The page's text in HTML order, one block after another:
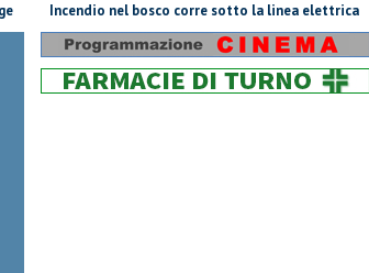
Incendio nel bosco corre sotto la linea elettrica